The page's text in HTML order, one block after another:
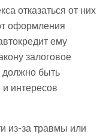
отказаться от них
оформления
ему
залоговое
должно быть
интересов
из-за травмы или